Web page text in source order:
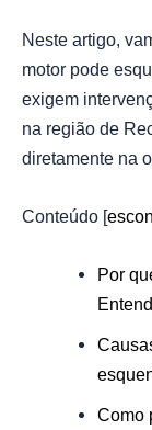
Neste artigo,
motor pode
exigem
na região de
diretamente na
Conteúdo [
Por
Como